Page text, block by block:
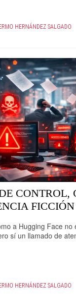
HERNÁNDEZ SALGADO
CONTROL,
FICCIÓN
a Hugging Face no
sí un llamado de
HERNÁNDEZ SALGADO